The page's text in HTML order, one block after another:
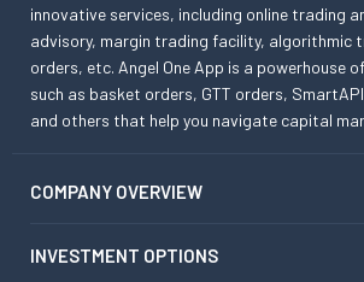
innovative services, including online trading
advisory, margin trading facility, algorithmic
orders, etc. Angel One App is a powerhouse
such as basket orders, GTT orders,
and others that help you navigate capital
COMPANY OVERVIEW
INVESTMENT OPTIONS